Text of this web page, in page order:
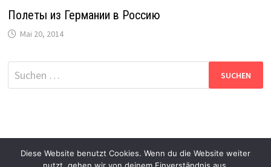
Полеты из Германии в Россию
Mai 20, 2014
Suche
nach:
Diese Website benutzt Cookies. Wenn du die Website weiter